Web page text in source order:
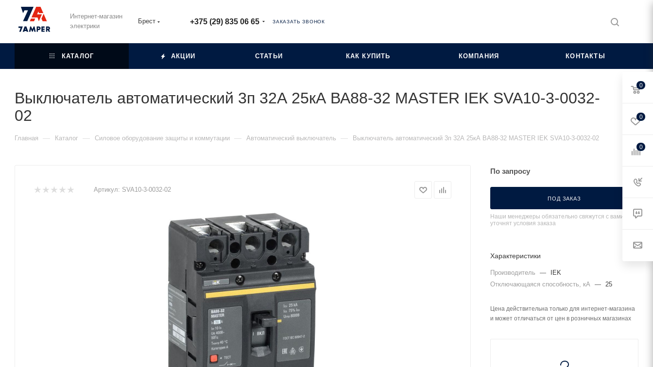
Интернет-магазин
электрики
Брест +375 (29) 835 06 65 ЗАКАЗАТЬ ЗВОНОК
КАТАЛОГ АКЦИИ СТАТЬИ КАК КУПИТЬ КОМПАНИЯ КОНТАКТЫ
Выключатель автоматический 3п 32А 25кА ВА88-32 MASTER IEK SVA10-3-0032-
02
Главная — Каталог — Силовое оборудование защиты и коммутации — Автоматический выключатель — Выключатель автоматический 3п 32А 25кА ВА88-32 MASTER IEK SVA10-3-0032-02
Артикул: SVA10-3-0032-02
По запросу
ПОД ЗАКАЗ
Наши менеджеры обязательно свяжутся с вами и
уточнят условия заказа
Характеристики
Производитель —
IEK
Отключающаяся способность, кА — 25
Цена действительна только для интернет-магазина
и может отличаться от цен в розничных магазинах
0
0
0